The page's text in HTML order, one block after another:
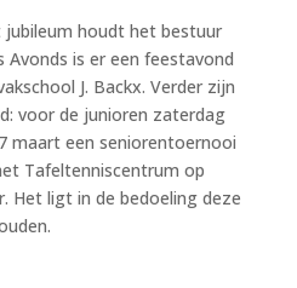
jubileum houdt het bestuur
Avonds is er een feestavond
J. Backx. Verder zijn
voor de junioren zaterdag
maart een seniorentoernooi
Tafeltenniscentrum op
Het ligt in de bedoeling deze